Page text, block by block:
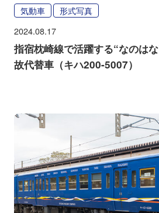
気動車 形式写真
2024.08.17
指宿枕崎線で活躍する“なのは
故代替車（キハ200-5007）